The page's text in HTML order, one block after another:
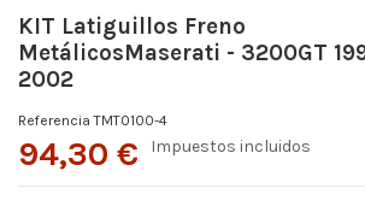
KIT Latiguillos Freno
MetálicosMaserati - 3200GT
2002
Referencia TMT0100-4
94,30 € Impuestos incluidos